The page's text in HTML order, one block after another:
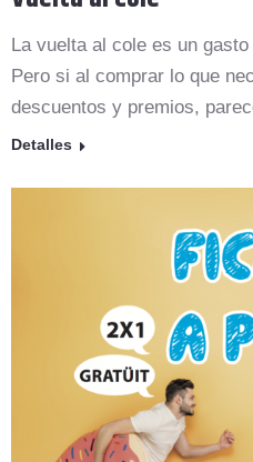
La vuelta al cole es un
Pero si al comprar lo que
descuentos y premios,
Detalles